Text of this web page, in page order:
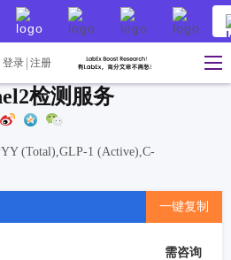
登录 注册
检测服务
(Total),GLP-1 (Active),C-
一键复制
需咨询